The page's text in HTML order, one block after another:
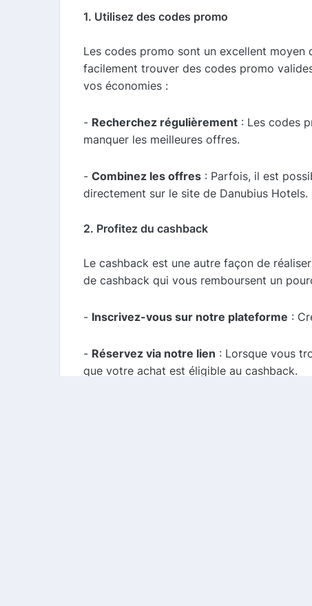
1. Utilisez des codes promo
Les codes promo sont un excellent
facilement trouver des codes promo
vos économies :
- Recherchez régulièrement : Les codes
manquer les meilleures offres.
- Combinez les offres : Parfois, il est
directement sur le site de Danubius Hotels.
2. Profitez du cashback
Le cashback est une autre façon de
de cashback qui vous remboursent un
- Inscrivez-vous sur notre plateforme :
- Réservez via notre lien : Lorsque vous
que votre achat est éligible au cashback.